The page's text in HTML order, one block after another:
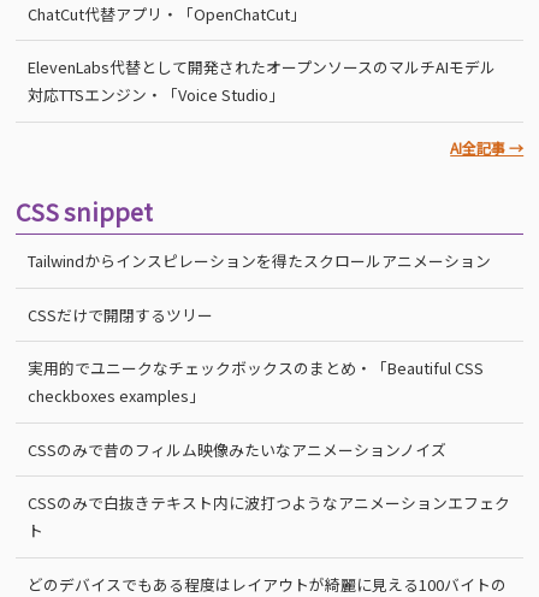
ChatCut代替アプリ・「OpenChatCut」
ElevenLabs代替として開発されたオープンソースのマルチAIモデル
対応TTSエンジン・「Voice Studio」
AI全記事 →
CSS snippet
Tailwindからインスピレーションを得たスクロールアニメーション
CSSだけで開閉するツリー
実用的でユニークなチェックボックスのまとめ・「Beautiful CSS
checkboxes examples」
CSSのみで昔のフィルム映像みたいなアニメーションノイズ
CSSのみで白抜きテキスト内に波打つようなアニメーションエフェク
ト
どのデバイスでもある程度はレイアウトが綺麗に見える100バイトの